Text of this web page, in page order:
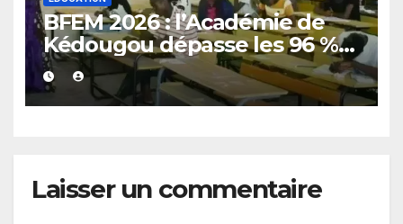
BFEM 2026 : l’Académie de
Kédougou dépasse les 96 %
de réussite et confirme son
excellence
Laisser un commentaire